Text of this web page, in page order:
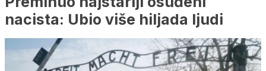
nacista: Ubio više hiljada ljudi